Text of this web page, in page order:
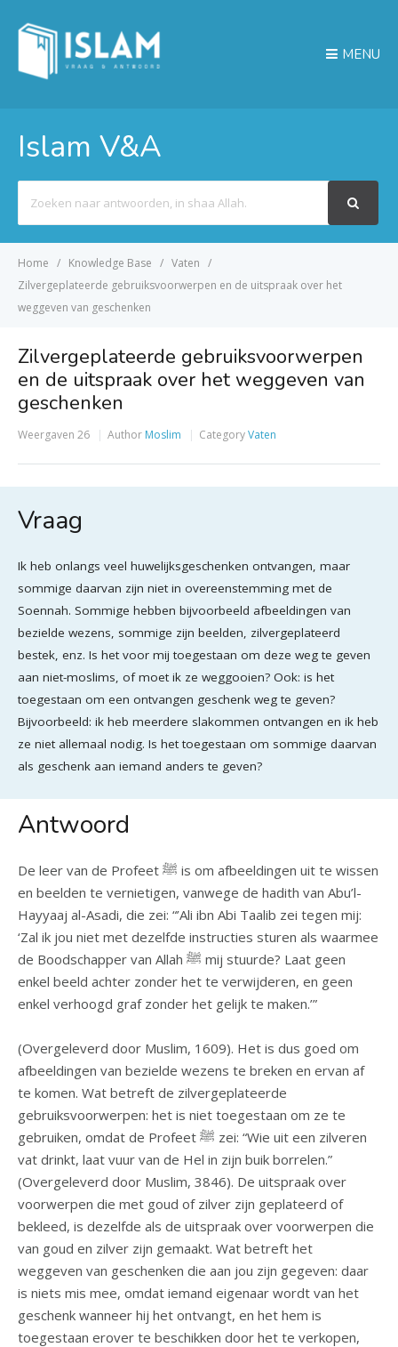
MENU
Islam V&A
For
Home Knowledge Base
Vaten
Zilvergeplateerde gebruiksvoorwerpen en de uitspraak over het
weggeven van geschenken
Zilvergeplateerde gebruiksvoorwerpen
en de uitspraak over het weggeven van
geschenken
Weergaven 26 Author Moslim CategoryVaten
Vraag
Ik heb onlangs veel huwelijksgeschenken ontvangen, maar
sommige daarvan zijn niet in overeenstemming met de
Soennah. Sommige hebben bijvoorbeeld afbeeldingen van
bezielde wezens, sommige zijn beelden, zilvergeplateerd
bestek, enz. Is het voor mij toegestaan om deze weg te geven
aan niet-moslims, of moet ik ze weggooien? Ook: is het
toegestaan om een ontvangen geschenk weg te geven?
Bijvoorbeeld: ik heb meerdere slakommen ontvangen en ik heb
ze niet allemaal nodig. Is het toegestaan om sommige daarvan
als geschenk aan iemand anders te geven?
Antwoord
De leer van de Profeet ﷺ is om afbeeldingen uit te wissen
en beelden te vernietigen, vanwege de hadith van Abu’l-
Hayyaaj al-Asadi, die zei: “’Ali ibn Abi Taalib zei tegen mij:
‘Zal ik jou niet met dezelfde instructies sturen als waarmee
de Boodschapper van Allah ﷺ mij stuurde? Laat geen
enkel beeld achter zonder het te verwijderen, en geen
enkel verhoogd graf zonder het gelijk te maken.’”
(Overgeleverd door Muslim, 1609). Het is dus goed om
afbeeldingen van bezielde wezens te breken en ervan af
te komen. Wat betreft de zilvergeplateerde
gebruiksvoorwerpen: het is niet toegestaan om ze te
gebruiken, omdat de Profeet ﷺ zei: “Wie uit een zilveren
vat drinkt, laat vuur van de Hel in zijn buik borrelen.”
(Overgeleverd door Muslim, 3846). De uitspraak over
voorwerpen die met goud of zilver zijn geplateerd of
bekleed, is dezelfde als de uitspraak over voorwerpen die
van goud en zilver zijn gemaakt. Wat betreft het
weggeven van geschenken die aan jou zijn gegeven: daar
is niets mis mee, omdat iemand eigenaar wordt van het
geschenk wanneer hij het ontvangt, en het hem is
toegestaan erover te beschikken door het te verkopen,